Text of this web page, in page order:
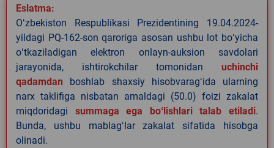
Eslatma:
Oʻzbekiston Respublikasi Prezidentining 19.04.2024-
yildagi PQ-162-son qaroriga asosan ushbu lot boʻyicha
oʻtkaziladigan elektron onlayn-auksion savdolari
jarayonida, ishtirokchilar tomonidan uchinchi
qadamdan boshlab shaxsiy hisobvaragʻida ularning
narx taklifiga nisbatan amaldagi (50.0) foizi zakalat
miqdoridagi summaga ega boʻlishlari talab etiladi.
Bunda, ushbu mablagʻlar zakalat sifatida hisobga
olinadi.